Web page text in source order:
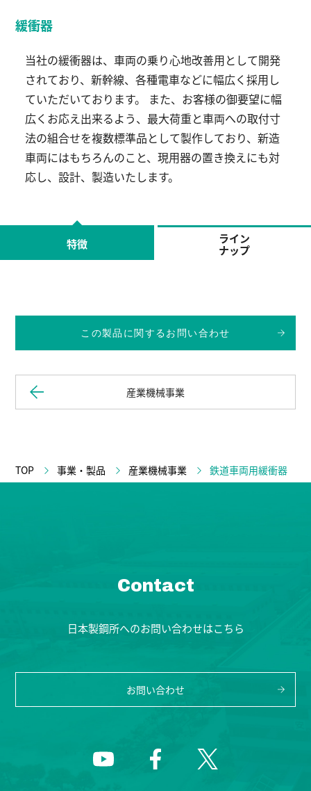
緩衝器
当社の緩衝器は、車両の乗り心地改善用として開発
されており、新幹線、各種電車などに幅広く採用し
ていただいております。 また、お客様の御要望に幅
広くお応え出来るよう、最大荷重と車両への取付寸
法の組合せを複数標準品として製作しており、新造
車両にはもちろんのこと、現用器の置き換えにも対
応し、設計、製造いたします。
特徴
ライン
ナップ
この製品に関するお問い合わせ
産業機械事業
TOP 事業・製品 産業機械事業 鉄道車両用緩衝器
Contact
日本製鋼所へのお問い合わせはこちら
お問い合わせ